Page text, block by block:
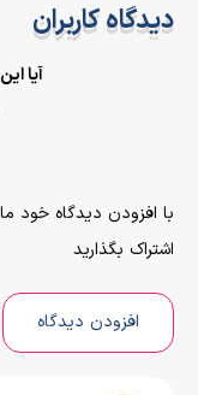
دیدگاه کاربران
آیا
با افزودن دیدگاه خود
اشتراک بگذارید
افزودن دیدگاه